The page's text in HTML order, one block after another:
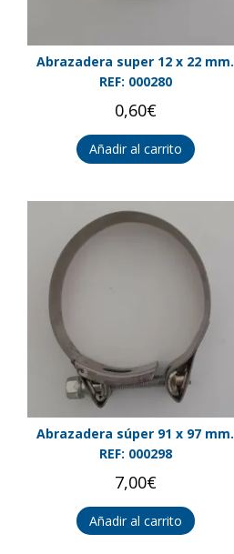
Abrazadera super 12 x 22 mm.
REF: 000280
0,60€
Añadir al carrito
Abrazadera súper 91 x 97 mm.
REF: 000298
7,00€
Añadir al carrito